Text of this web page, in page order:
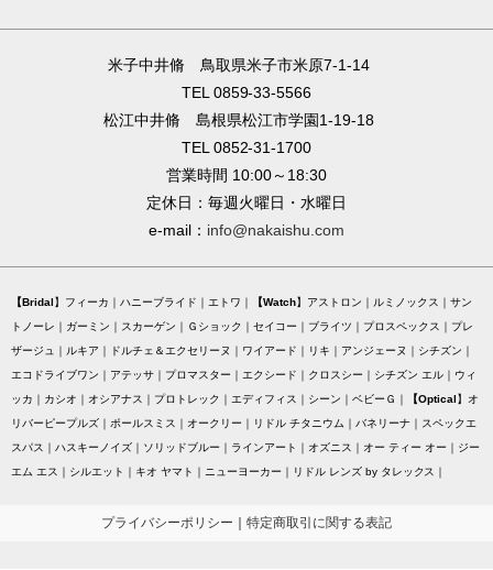
米子中井脩 鳥取県米子市米原7-1-14
TEL 0859-33-5566
松江中井脩 島根県松江市学園1-19-18
TEL 0852-31-1700
営業時間 10:00～18:30
定休日：毎週火曜日・水曜日
e-mail： info@nakaishu.com
Bridal フィーカ ハニーブライド エトワ Watch アストロン ルミノックス
サン
トノーレ
ガーミン スカーゲン Ｇショック セイコー ブライツ プロスペックス
プレ
ザージュ
ルキア ドルチェ＆エクセリーヌ ワイアード リキ アンジェーヌ
シチズン
エコドライブワン
アテッサ プロマスター エクシード クロスシー シチズン エル
ウィ
ッカ
カシオ オシアナス プロトレック エディフィス シーン ベビーＧ Optical
オ
リバーピープルズ
ポールスミス オークリー リドル チタニウム バネリーナ
スペックエ
スパス
ハスキーノイズ ソリッドブルー ラインアート オズニス オー ティー オー
ジー
エム エス
シルエット キオ ヤマト ニューヨーカー リドル レンズ by タレックス
プライバシーポリシー 特定商取引に関する表記